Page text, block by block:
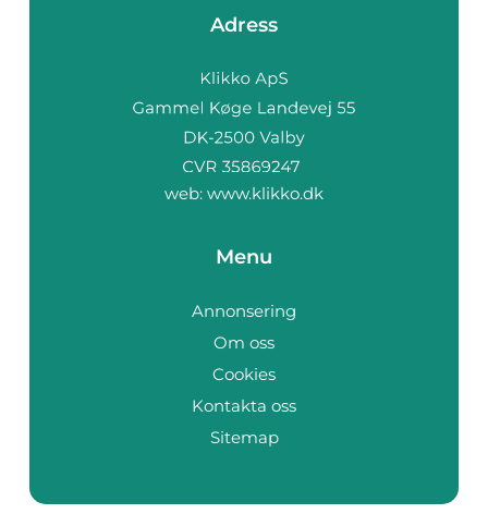
Adress
web: www.klikko.dk
Menu
Annonsering
Om oss
Cookies
Kontakta oss
Sitemap